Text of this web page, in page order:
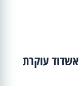
עוקרת